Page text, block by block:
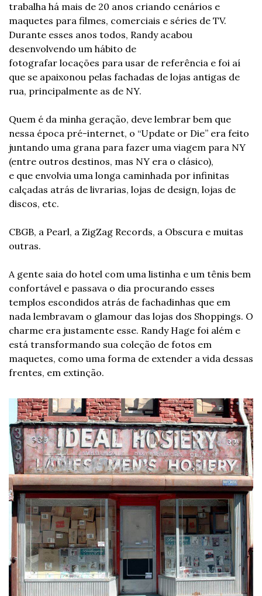
trabalha há mais de 20 anos criando cenários e
maquetes para filmes, comerciais e séries de TV.
Durante esses anos todos, Randy acabou
desenvolvendo um hábito de
fotografar locações para usar de referência e foi aí
que se apaixonou pelas fachadas de lojas antigas de
rua, principalmente as de NY.
Quem é da minha geração, deve lembrar bem que
nessa época pré-internet, o “Update or Die” era feito
juntando uma grana para fazer uma viagem para NY
(entre outros destinos, mas NY era o clásico),
e que envolvia uma longa caminhada por infinitas
calçadas atrás de livrarias, lojas de design, lojas de
discos, etc.
CBGB, a Pearl, a ZigZag Records, a Obscura e muitas
outras.
A gente saia do hotel com uma listinha e um tênis bem
confortável e passava o dia procurando esses
templos escondidos atrás de fachadinhas que em
nada lembravam o glamour das lojas dos Shoppings. O
charme era justamente esse. Randy Hage foi além e
está transformando sua coleção de fotos em
maquetes, como uma forma de extender a vida dessas
frentes, em extinção.